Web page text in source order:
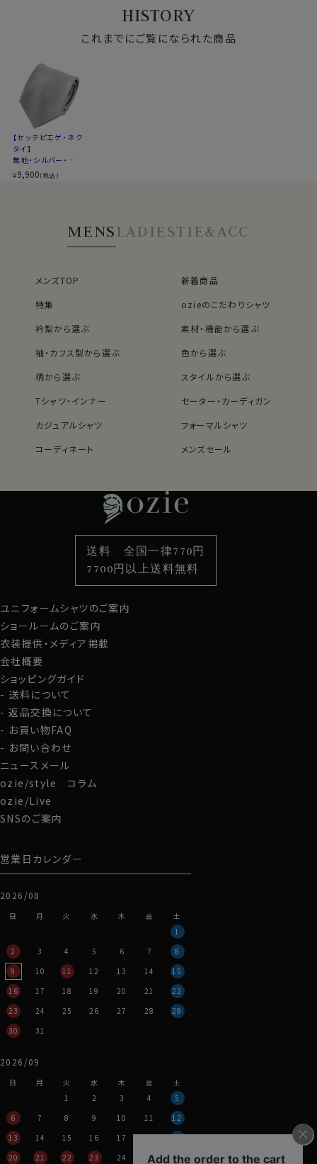
60819 set
HISTORY
これまでにご覧になられた商品
【セッテピエゲ・ネク
タイ】
無地・シルバー・日
本製
¥9,900(税込)
MENSLADIESTIE&ACC
メンズTOP
新着商品
特集
ozieのこだわりシャツ
衿型から選ぶ
素材・機能から選ぶ
袖・カフス型から選ぶ
色から選ぶ
柄から選ぶ
スタイルから選ぶ
Tシャツ・インナー
セーター・カーディガン
カジュアルシャツ
フォーマルシャツ
コーディネート
メンズセール
袖・カフス型から選ぶ
色から選ぶ
柄から選ぶ
スタイルから選ぶ
カジュアルシャツ
定番シャツ
カフスボタン
サスペンダー
財布・名刺入れ
バッグ
ストール・マフラー
グローブ
ユニフォームシャツのご案内
ショールームのご案内
衣装提供・メディア掲載
会社概要
ショッピングガイド
送料について
返品交換について
お買い物FAQ
お問い合わせ
ニュースメール
ozie/style コラム
ozie/Live
SNSのご案内
営業日カレンダー
2026/08
日 月 火 水 木 金
土
1
2
3 4 5 6 7
8
9
10 11 12 13 14
15
16
17 18 19 20 21
22
23
24 25 26 27 28
29
30
31
2026/09
日 月 火 水 木 金
土
1
2 3 4
5
6
7 8 9 10 11
12
13
14 15 16 17 18
19
20
21 22 23 24 25 26
送料 全国一律770円
7700円以上送料無料